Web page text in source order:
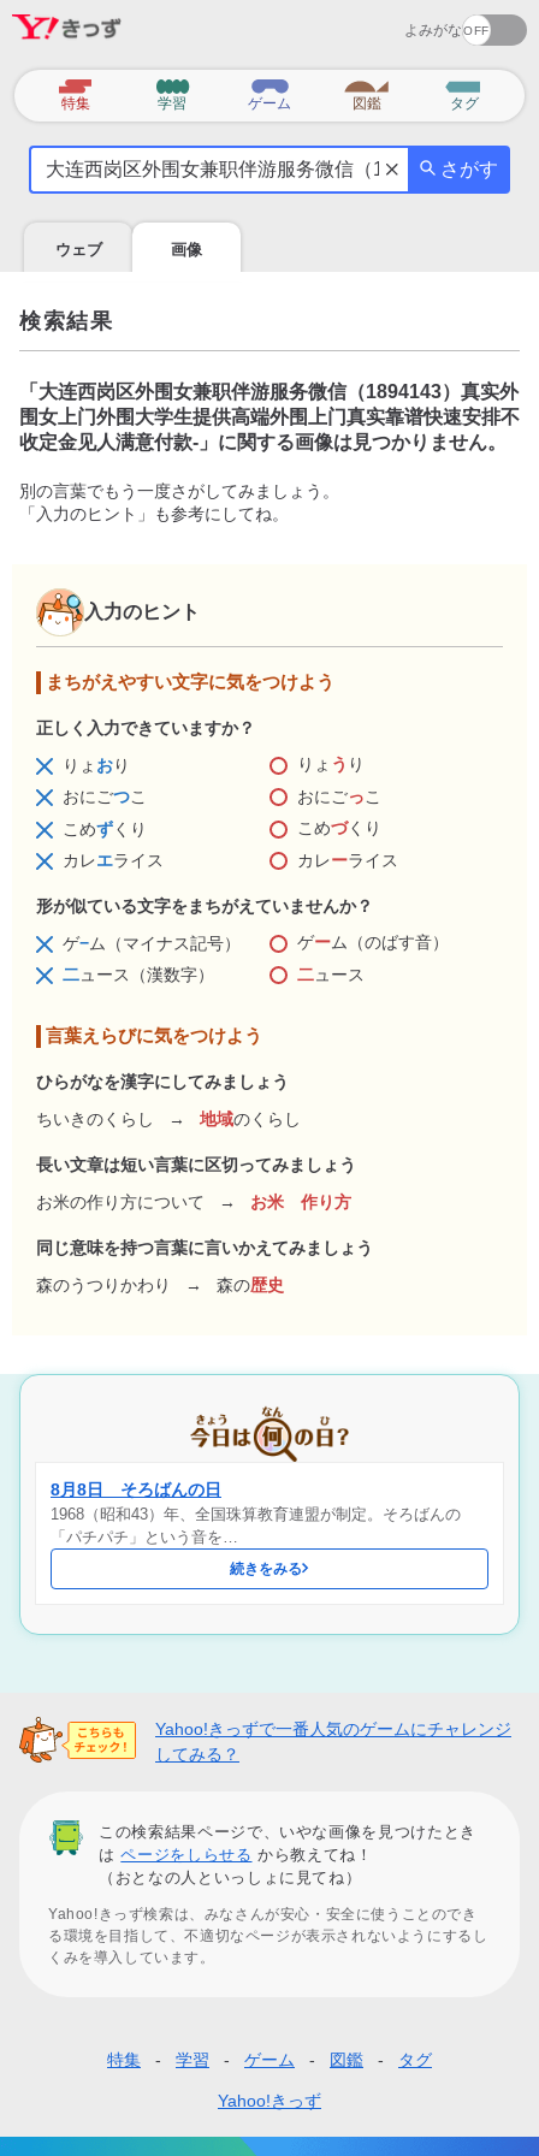
よみがな
カ
テ
特集 学習 ゲーム 図鑑 タグ
気
を
調
べ
よ
う
さがす
ウェブ 画像
検索結果
「 大连西岗区外围女兼职伴游服务微信（1894143）真实外
围女上门外围大学生提供高端外围上门真实靠谱快速安排不
收定金见人满意付款- 」に関する画像は見つかりません。
別の言葉でもう一度さがしてみましょう。
「入力のヒント」も参考にしてね。
入力のヒント
まちがえやすい文字に気をつけよう
正しく入力できていますか？
りょ おり りょ う り
おにごつこ おにごっこ
こめずくり こめづくり
カレエライス カレーライス
形が似ている文字をまちがえていませんか？
ゲ−ム（マイナス記号） ゲーム（のばす音）
二ュース（漢数字） 二ュース
言葉えらびに気をつけよう
ひらがなを漢字にしてみましょう
ちいきのくらし
→ 地域のくらし
長い文章は短い言葉に区切ってみましょう
お米の作り方について
→ お米 作り方
同じ意味を持つ言葉に言いかえてみましょう
森のうつりかわり
→ 森の歴史
8月8日 そろばんの日
1968（昭和43）年、全国珠算教育連盟が制定。そろばんの
「パチパチ」という音を…
続きをみる
Yahoo!きっずで一番人気のゲームにチャレンジ
してみる？
この検索結果ページで、いやな画像を見つけたとき
はページをしらせる から教えてね！
（おとなの人といっしょに見てね）
Yahoo!きっず検索は、みなさんが安心・安全に使うことのでき
る環境を目指して、不適切なページが表示されないようにするし
くみを導入しています。
タ
特集 学習 ゲーム 図鑑 タグ
Yahoo!きっず